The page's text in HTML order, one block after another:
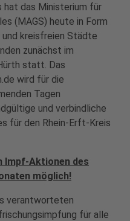
hat das Ministerium für
(MAGS) heute in Form
und kreisfreien Städte
zunächst im
statt. Das
wird für die
Tagen
und verbindliche
für den Rhein-Erft-Kreis
Impf-Aktionen des
möglich!
verantworteten
für alle